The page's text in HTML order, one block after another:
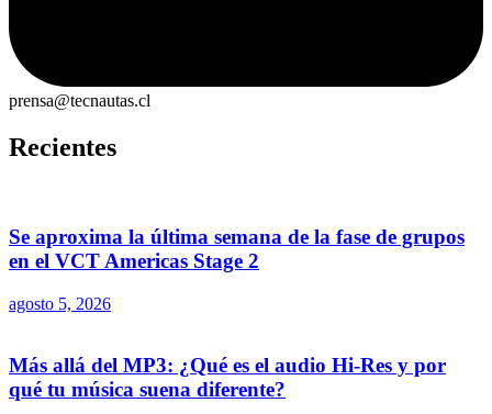
prensa@tecnautas.cl
Recientes
Se aproxima la última semana de la fase de grupos
en el VCT Americas Stage 2
agosto 5, 2026
Más allá del MP3: ¿Qué es el audio Hi-Res y por
qué tu música suena diferente?